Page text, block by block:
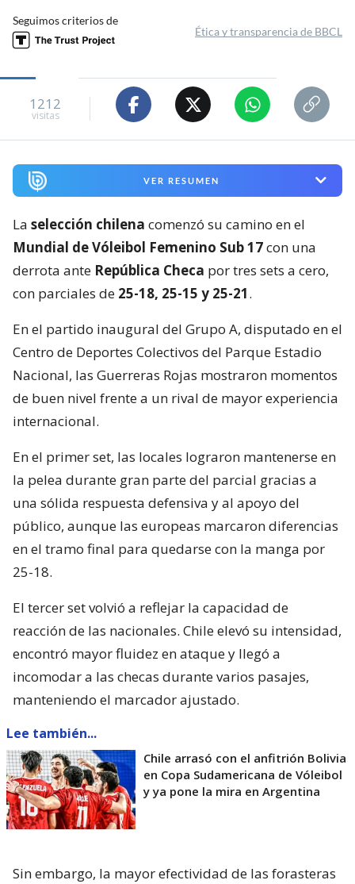
Seguimos criterios de
Ética y transparencia de BBCL
1212
visitas
VER RESUMEN
La selección chilena comenzó su camino en el
Mundial de Vóleibol Femenino Sub 17con una
derrota ante República Checa por tres sets a cero,
con parciales de 25-18, 25-15 y 25-21.
En el partido inaugural del Grupo A, disputado en el
Centro de Deportes Colectivos del Parque Estadio
Nacional, las Guerreras Rojas mostraron momentos
de buen nivel frente a un rival de mayor experiencia
internacional.
En el primer set, las locales lograron mantenerse en
la pelea durante gran parte del parcial gracias a
una sólida respuesta defensiva y al apoyo del
público, aunque las europeas marcaron diferencias
en el tramo final para quedarse con la manga por
25-18.
El tercer set volvió a reflejar la capacidad de
reacción de las nacionales. Chile elevó su intensidad,
encontró mayor fluidez en ataque y llegó a
incomodar a las checas durante varios pasajes,
manteniendo el marcador ajustado.
Lee también...
Chile arrasó con el anfitrión Bolivia
en Copa Sudamericana de Vóleibol
y ya pone la mira en Argentina
Sin embargo, la mayor efectividad de las forasteras